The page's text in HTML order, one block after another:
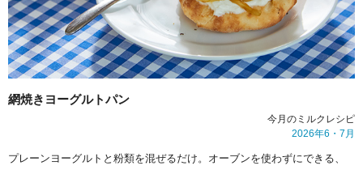
網焼きヨーグルトパン
今月のミルクレシピ
2026年6・7 月
プレーンヨーグルトと粉類を混ぜるだけ。オーブンを使わずにできる、